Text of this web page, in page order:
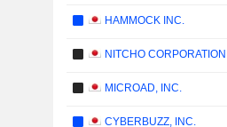
HAMMOCK INC.
NITCHO CORPORATION
MICROAD, INC.
CYBERBUZZ, INC.